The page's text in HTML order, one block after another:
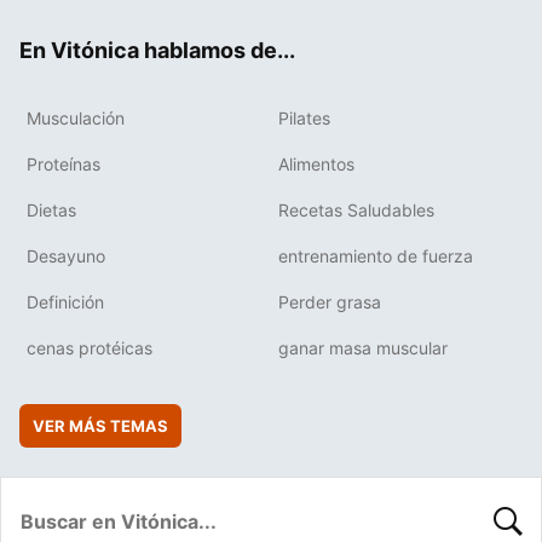
En Vitónica hablamos de...
Musculación Pilates
Proteínas Alimentos
Dietas Recetas Saludables
Desayuno entrenamiento de fuerza
Definición Perder grasa
cenas protéicas ganar masa muscular
VER MÁS TEMAS